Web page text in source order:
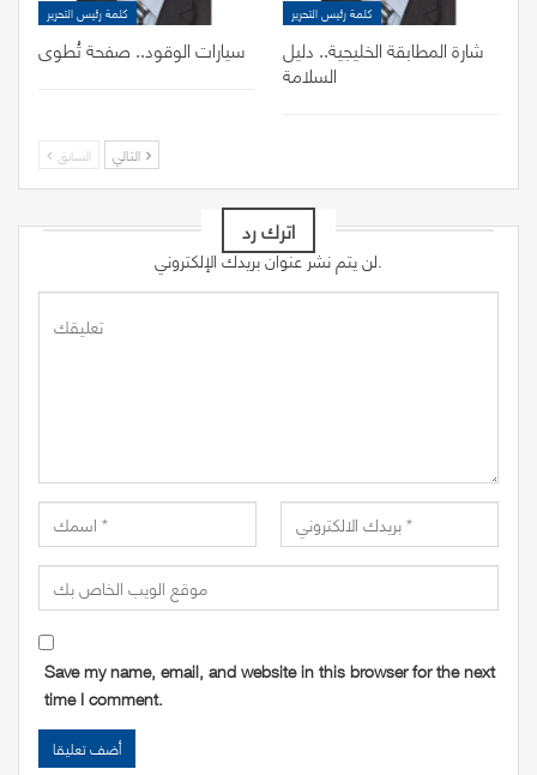
كلمة رئيس التحرير
سيارات الوقود.. صفحة تُطوى
كلمة رئيس التحرير
شارة المطابقة الخليجية.. دليل
السلامة
السابق
اترك رد
لن يتم نشر عنوان بريدك الإلكتروني.
Save my name, email, and website in this browser for the next
time I comment.